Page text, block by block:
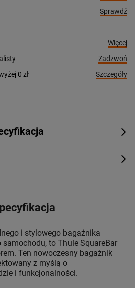
Sprawdź
Więcej
Zadzwoń
0 zł
Szczegóły
i stylowego bagażnika
to Thule SquareBar
Ten nowoczesny bagażnik
z myślą o
i funkcjonalności.